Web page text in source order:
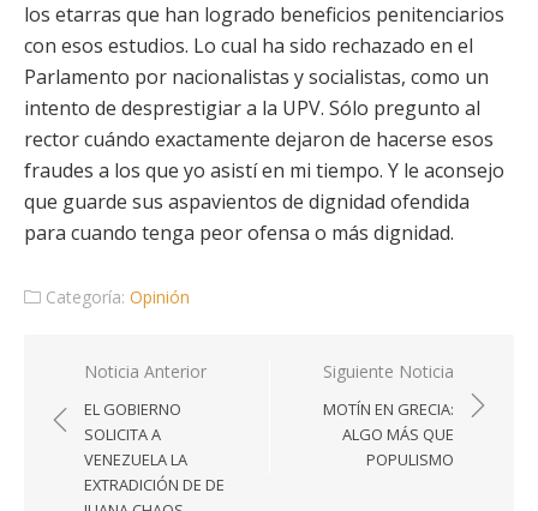
los etarras que han logrado beneficios penitenciarios
con esos estudios. Lo cual ha sido rechazado en el
Parlamento por nacionalistas y socialistas, como un
intento de desprestigiar a la UPV. Sólo pregunto al
rector cuándo exactamente dejaron de hacerse esos
fraudes a los que yo asistí en mi tiempo. Y le aconsejo
que guarde sus aspavientos de dignidad ofendida
para cuando tenga peor ofensa o más dignidad.
Categoría: Opinión
Navegación
de
entradas
Noticia Anterior
EL GOBIERNO
SOLICITA A
VENEZUELA LA
EXTRADICIÓN DE DE
Siguiente Noticia
MOTÍN EN GRECIA:
ALGO MÁS QUE
POPULISMO